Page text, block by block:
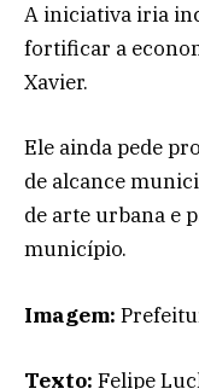
A iniciativa iria
fortificar a
Xavier.
Ele ainda pede
de alcance
de arte urbana e
município.
Imagem:
Texto: Felipe